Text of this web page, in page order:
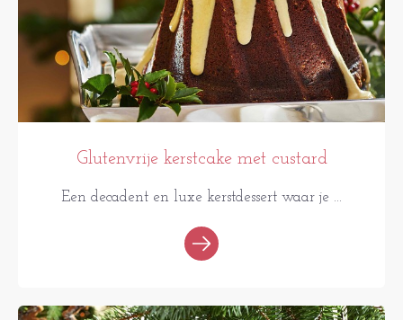
Glutenvrije kerstcake met custard
Een decadent en luxe kerstdessert waar je ...